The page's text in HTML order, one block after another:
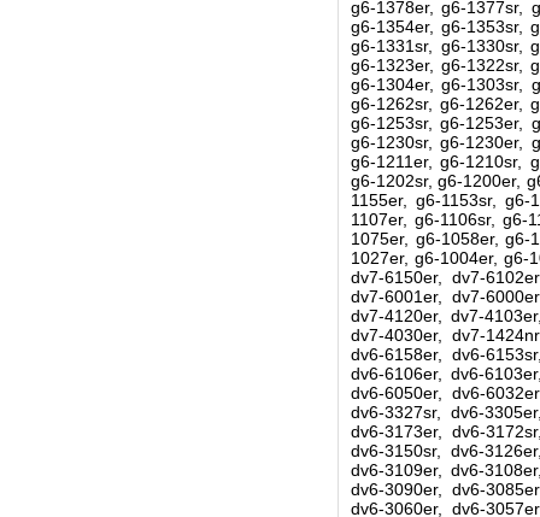
g6-1378er, g6-1377sr,
g6-1354er, g6-1353sr,
g6-1331sr, g6-1330sr,
g6-1323er, g6-1322sr,
g6-1304er, g6-1303sr,
g6-1262sr, g6-1262er,
g6-1253sr, g6-1253er,
g6-1230sr, g6-1230er,
g6-1211er, g6-1210sr,
g6-1202sr, g6-1200er,
1155er, g6-1153sr, g6-
1107er, g6-1106sr, g6-
1075er, g6-1058er, g6-
1027er, g6-1004er, g6-
dv7-6150er, dv7-
dv7-6001er, dv7-
dv7-4120er, dv7-
dv7-4030er, dv7-
dv6-6158er, dv6-
dv6-6106er, dv6-
dv6-6050er, dv6-
dv6-3327sr, dv6-
dv6-3173er, dv6-
dv6-3150sr, dv6-
dv6-3109er, dv6-
dv6-3090er, dv6-
dv6-3060er, dv6-